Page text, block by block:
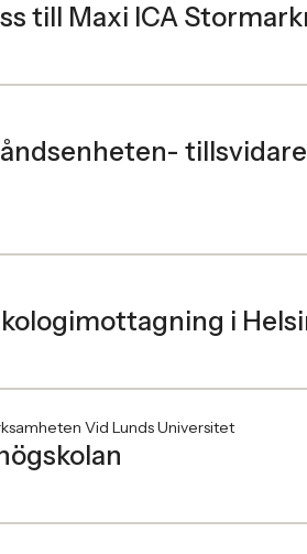
till Maxi ICA
i
Vid Lunds Universitet